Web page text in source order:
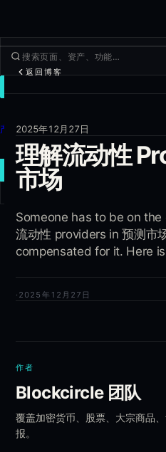
产品
更多
新建交易
登录 注册
返回博客
2025年12月27日
理解流动性
市场
Someone has to be on
流动性 providers in 预测市
compensated for it. Here
· 2025年12月27日
作者
Blockcircle 团队
覆盖加密货币、股票、大宗商品
报。